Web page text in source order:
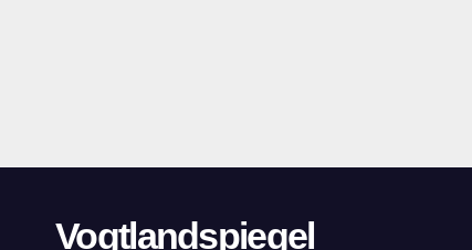
Vogtlandspiegel